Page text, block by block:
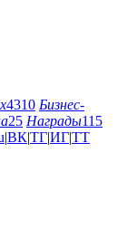
4310 Бизнес-
25 Награды115
|ВК|ТГ|ИГ|ТТ